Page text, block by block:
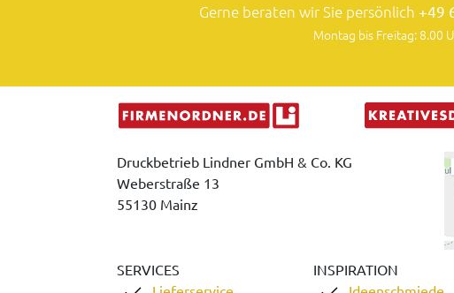
Gerne beraten wir Sie persönlich +49
Montag bis Freitag: 8.00
Druckbetrieb Lindner GmbH & Co. KG
Weberstraße 13
55130 Mainz
SERVICES
INSPIRATION